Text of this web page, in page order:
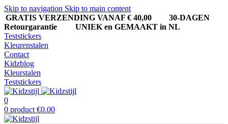
Skip to navigation Skip to main content
GRATIS VERZENDING VANAF € 40,00
30-DAGEN
Retourgarantie UNIEK en GEMAAKT in NL
Teststickers
Kleurenstalen
Contact
Kidzblog
Kleurstalen
Teststickers
0
0 product €0.00